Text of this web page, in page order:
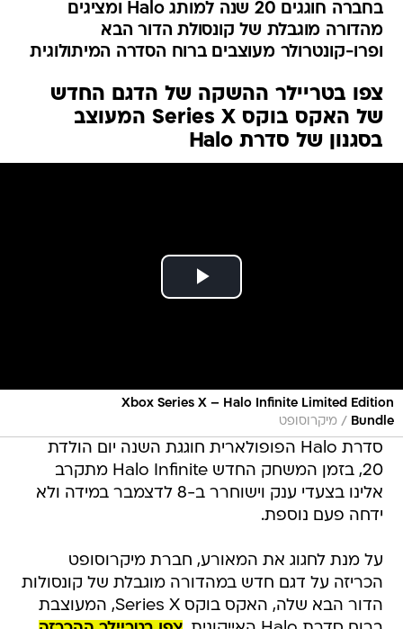
בחברה חוגגים 20 שנה למותג Halo ומציגים
מהדורה מוגבלת של קונסולת הדור הבא
ופרו-קונטרולר מעוצבים ברוח הסדרה המיתולוגית
צפו בטריילר ההשקה של הדגם החדש
של האקס בוקס Series X המעוצב
בסגנון של סדרת Halo
Xbox Series X – Halo Infinite Limited Edition
Bundle
/ מיקרוסופט
סדרת Halo הפופולארית חוגגת השנה יום הולדת
20, בזמן המשחק החדש Halo Infinite מתקרב
אלינו בצעדי ענק וישוחרר ב-8 לדצמבר במידה ולא
ידחה פעם נוספת.
על מנת לחגוג את המאורע, חברת מיקרוסופט
הכריזה על דגם חדש במהדורה מוגבלת של קונסולות
הדור הבא שלה, האקס בוקס Series X, המעוצבת